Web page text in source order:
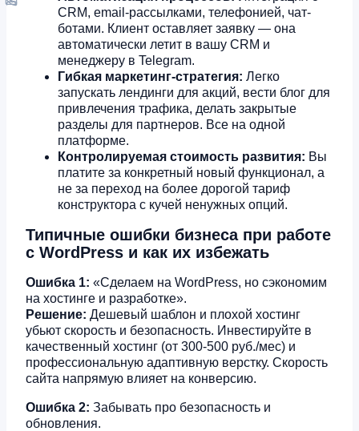
CRM, email-рассылками, телефонией, чат-
ботами. Клиент оставляет заявку — она
автоматически летит в вашу CRM и
менеджеру в Telegram.
Гибкая маркетинг-стратегия: Легко
запускать лендинги для акций, вести блог для
привлечения трафика, делать закрытые
разделы для партнеров. Все на одной
платформе.
Контролируемая стоимость развития: Вы
платите за конкретный новый функционал, а
не за переход на более дорогой тариф
конструктора с кучей ненужных опций.
Типичные ошибки бизнеса при работе
с WordPress и как их избежать
Ошибка 1: «Сделаем на WordPress, но сэкономим
на хостинге и разработке».
Решение: Дешевый шаблон и плохой хостинг
убьют скорость и безопасность. Инвестируйте в
качественный хостинг (от 300-500 руб./мес) и
профессиональную адаптивную верстку. Скорость
сайта напрямую влияет на конверсию.
Ошибка 2: Забывать про безопасность и
обновления.